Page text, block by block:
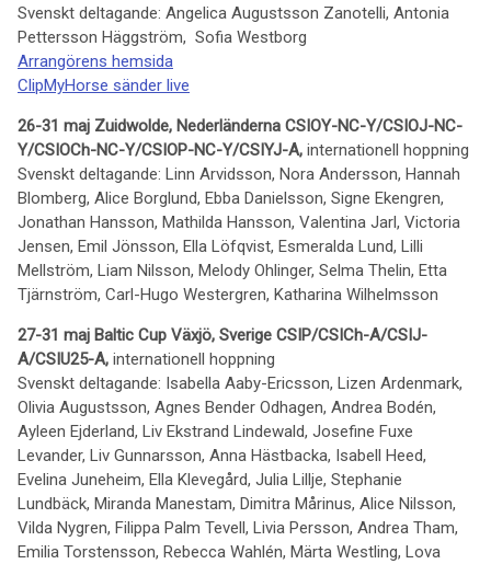
Svenskt deltagande: Angelica Augustsson Zanotelli, Antonia
Pettersson Häggström, Sofia Westborg
Arrangörens hemsida
ClipMyHorse sänder live
26-31 maj Zuidwolde, Nederländerna CSIOY-NC-Y/CSIOJ-NC-
Y/CSIOCh-NC-Y/CSIOP-NC-Y/CSIYJ-A, internationell hoppning
Svenskt deltagande: Linn Arvidsson, Nora Andersson, Hannah
Blomberg, Alice Borglund, Ebba Danielsson, Signe Ekengren,
Jonathan Hansson, Mathilda Hansson, Valentina Jarl, Victoria
Jensen, Emil Jönsson, Ella Löfqvist, Esmeralda Lund, Lilli
Mellström, Liam Nilsson, Melody Ohlinger, Selma Thelin, Etta
Tjärnström, Carl-Hugo Westergren, Katharina Wilhelmsson
27-31 maj Baltic Cup Växjö, Sverige CSIP/CSICh-A/CSIJ-
A/CSIU25-A, internationell hoppning
Svenskt deltagande: Isabella Aaby-Ericsson, Lizen Ardenmark,
Olivia Augustsson, Agnes Bender Odhagen, Andrea Bodén,
Ayleen Ejderland, Liv Ekstrand Lindewald, Josefine Fuxe
Levander, Liv Gunnarsson, Anna Hästbacka, Isabell Heed,
Evelina Juneheim, Ella Klevegård, Julia Lillje, Stephanie
Lundbäck, Miranda Manestam, Dimitra Mårinus, Alice Nilsson,
Vilda Nygren, Filippa Palm Tevell, Livia Persson, Andrea Tham,
Emilia Torstensson, Rebecca Wahlén, Märta Westling, Lova